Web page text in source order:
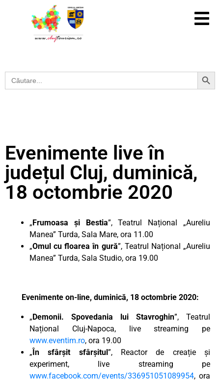
Search
for:
Search Button
Evenimente live în
județul Cluj, duminică,
18 octombrie 2020
„Frumoasa și Bestia”, Teatrul Național „Aureliu
Manea” Turda, Sala Mare, ora 11.00
„Omul cu floarea în gură”, Teatrul Național „Aureliu
Manea” Turda, Sala Studio, ora 19.00
Evenimente on-line, duminică, 18 octombrie 2020:
„Demonii. Spovedania lui Stavroghin”, Teatrul
Național Cluj-Napoca, live streaming pe
www.eventim.ro, ora 19.00
„În sfârșit sfârșitul”, Reactor de creație și
experiment, live streaming pe
www.facebook.com/events/336951051089954, ora